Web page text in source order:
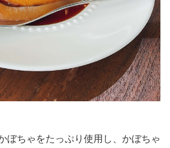
ぼちゃをたっぷり使用し、かぼちゃ